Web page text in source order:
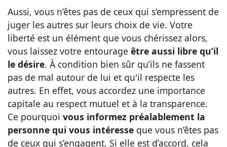
Aussi, vous n’êtes pas de ceux qui s’empressent de
juger les autres sur leurs choix de vie. Votre
liberté est un élément que vous chérissez alors,
vous laissez votre entourage être aussi libre qu’il
le désire. À condition bien sûr qu’ils ne fassent
pas de mal autour de lui et qu'il respecte les
autres. En effet, vous accordez une importance
capitale au respect mutuel et à la transparence.
Ce pourquoi vous informez préalablement la
personne qui vous intéresse que vous n’êtes pas
de ceux qui s’engagent. Si elle est d’accord, cela